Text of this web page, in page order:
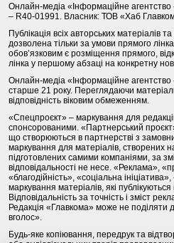
Онлайн-медіа «Інформаційне агентство
– R40-01991. Власник: ТОВ «Хаб
Публікація всіх авторських матеріалів
дозволена тільки за умови прямого
обов’язковим є розміщення прямого,
лінка у першому абзаці на конкретну
Онлайн-медіа «Інформаційне
старше 21 року. Переглядаючи
відповідність віковим обмеженням.
«Спецпроєкт» – маркування для
спонсорованими. «Партнерський
що створюються в партнерстві з
маркування для матеріалів, створених
підготовлених самими компаніями, за
відповідальності не несе. «Реклама»,
«благодійність», «соціальна
маркування матеріалів, які
Відповідальність за точність і зміст
Редакція «Главкома» може не поділяти
вголос».
Будь-яке копіювання, передрук та